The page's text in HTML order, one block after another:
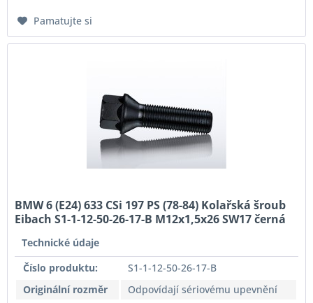
Pamatujte si
BMW 6 (E24) 633 CSi 197 PS (78-84) Kolařská šroub
Eibach S1-1-12-50-26-17-B M12x1,5x26 SW17 černá
Technické údaje
Číslo produktu:
S1-1-12-50-26-17-B
Originální rozměr
Odpovídají sériovému upevnění